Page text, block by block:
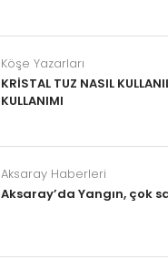
Köşe Yazarları
KRİSTAL TUZ NASIL
KULLANIMI
Aksaray Haberleri
Aksaray’da Yangın, çok